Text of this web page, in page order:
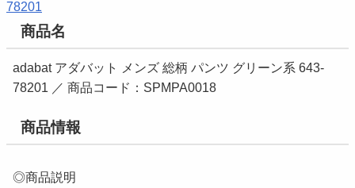
商品名
adabat アダバット メンズ 総柄 パンツ グリーン系 643-
78201 ／ 商品コード：SPMPA0018
商品情報
◎商品説明